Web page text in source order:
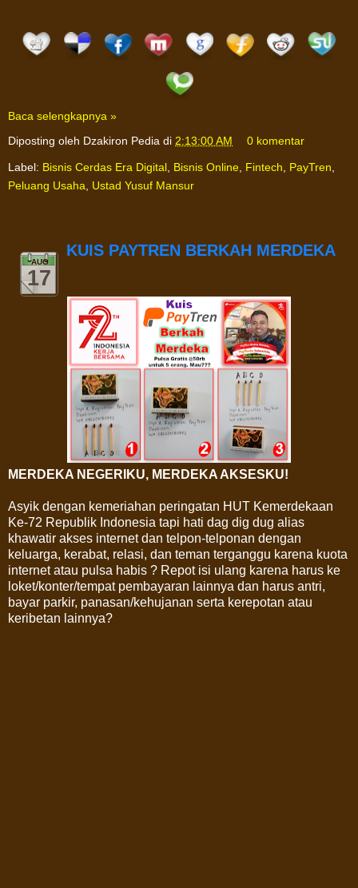
Baca selengkapnya »
Diposting oleh Dzakiron Pedia di 2:13:00 AM 0 komentar
Label: Bisnis Cerdas Era Digital Bisnis Online Fintech PayTren
Peluang Usaha
Ustad Yusuf Mansur
AUG
17
KUIS PAYTREN BERKAH MERDEKA
MERDEKA NEGERIKU, MERDEKA AKSESKU!
Asyik dengan kemeriahan peringatan HUT Kemerdekaan
Ke-72 Republik Indonesia tapi hati dag dig dug alias
khawatir akses internet dan telpon-telponan dengan
keluarga, kerabat, relasi, dan teman terganggu karena kuota
internet atau pulsa habis ? Repot isi ulang karena harus ke
loket/konter/tempat pembayaran lainnya dan harus antri,
bayar parkir, panasan/kehujanan serta kerepotan atau
keribetan lainnya?